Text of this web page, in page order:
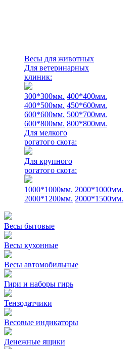
Весы для животных
Для ветеринарных
клиник:
300*300мм. 400*400мм.
400*500мм. 450*600мм.
600*600мм. 500*700мм.
600*800мм. 800*800мм.
Для мелкого
рогатого скота:
Для крупного
рогатого скота:
1000*1000мм. 2000*1000мм.
2000*1200мм. 2000*1500мм.
Весы бытовые
Весы кухонные
Весы автомобильные
Гири и наборы гирь
Тензодатчики
Весовые индикаторы
Денежные ящики